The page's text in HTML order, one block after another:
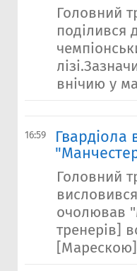
Головний
поділився
внічию у
16:59
Гвардіола
Головний
очолював
тренерів]